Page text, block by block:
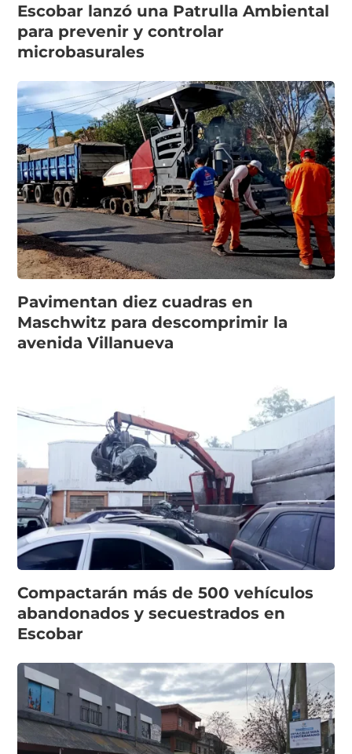
Escobar lanzó una Patrulla Ambiental
para prevenir y controlar
microbasurales
Pavimentan diez cuadras en
Maschwitz para descomprimir la
avenida Villanueva
Compactarán más de 500 vehículos
abandonados y secuestrados en
Escobar